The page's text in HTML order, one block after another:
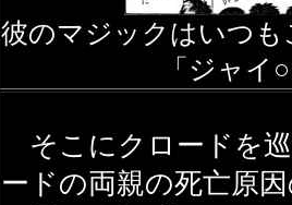
彼のマジックはいつ
「ジャイ
そこにクロードを
ードの両親の死亡原